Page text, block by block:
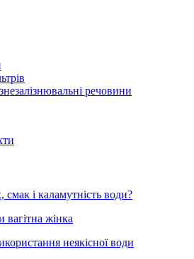
речовини
і каламутність води?
жінка
неякісної води